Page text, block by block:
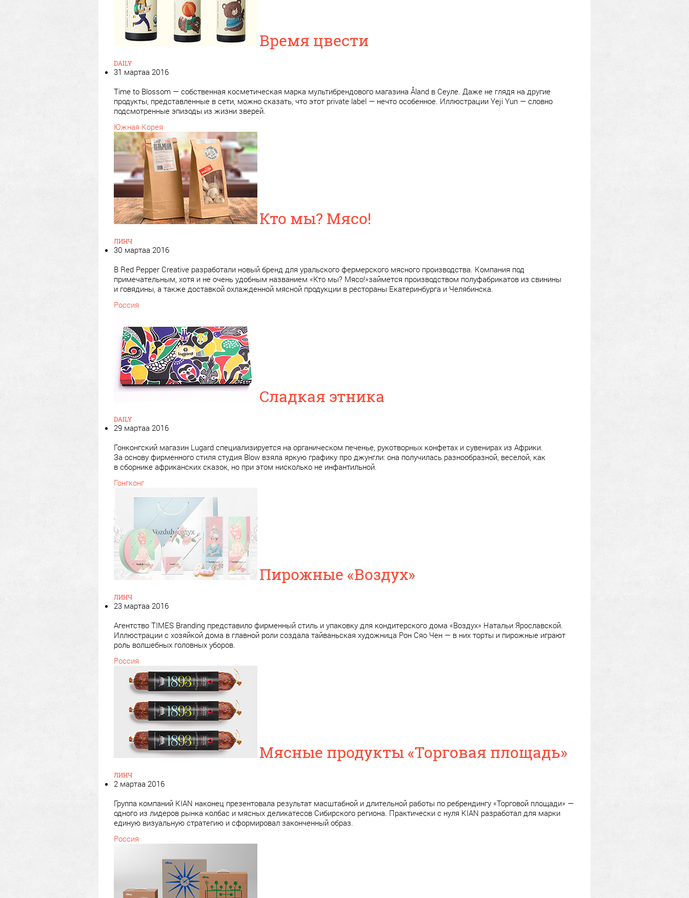
Время цвести
DAILY
31 мартаа 2016
Time to Blossom — собственная косметическая марка мультибрендового магазина Åland в Сеуле. Даже не глядя на другие
продукты, представленные в сети, можно сказать, что этот private label — нечто особенное. Иллюстрации Yeji Yun — словно
подсмотренные эпизоды из жизни зверей.
Южная Корея
Кто мы? Мясо!
ЛИНЧ
30 мартаа 2016
В Red Pepper Creative разработали новый бренд для уральского фермерского мясного производства. Компания под
примечательным, хотя и не очень удобным названием «Кто мы? Мясо!»займется производством полуфабрикатов из свинины
и говядины, а также доставкой охлажденной мясной продукции в рестораны Екатеринбурга и Челябинска.
Россия
Сладкая этника
DAILY
29 мартаа 2016
Гонконгский магазин Lugard специализируется на органическом печенье, рукотворных конфетах и сувенирах из Африки.
За основу фирменного стиля студия Blow взяла яркую графику про джунгли: она получилась разнообразной, веселой, как
в сборнике африканских сказок, но при этом нисколько не инфантильной.
Гонгконг
Пирожные «Воздух»
ЛИНЧ
23 мартаа 2016
Агентство TIMES Branding представило фирменный стиль и упаковку для кондитерского дома «Воздух» Натальи Ярославской.
Иллюстрации с хозяйкой дома в главной роли создала тайваньская художница Рон Сяо Чен — в них торты и пирожные играют
роль волшебных головных уборов.
Россия
Мясные продукты «Торговая площадь»
ЛИНЧ
2 мартаа 2016
Группа компаний KIAN наконец презентовала результат масштабной и длительной работы по ребрендингу «Торговой площади» —
одного из лидеров рынка колбас и мясных деликатесов Сибирского региона. Практически с нуля KIAN разработал для марки
единую визуальную стратегию и сформировал законченный образ.
Россия